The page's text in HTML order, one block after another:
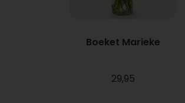
Boeket Marieke
29,95